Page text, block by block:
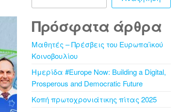
Πρόσφατα άρθρα
Μαθητές – Πρέσβεις του Ευρωπαϊκού
Κοινοβουλίου
Ημερίδα #Europe Now: Building a Digital,
Prosperous and Democratic Future
Κοπή πρωτοχρονιάτικης πίτας 2025